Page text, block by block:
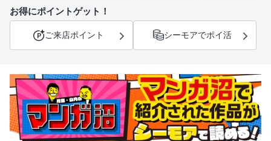
お得にポイントゲット！
ご来店ポイント シーモアでポイ活